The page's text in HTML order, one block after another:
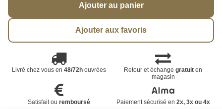
Ajouter au panier
Ajouter aux favoris
Livré chez vous en 48/72houvrées Retour et échangegratuit en
magasin
Satisfait ou remboursé Paiement sécurisé en 2x, 3x ou 4x